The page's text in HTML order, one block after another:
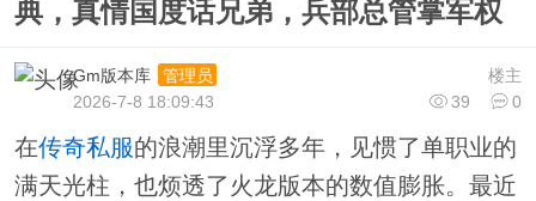
典，真情国度话兄弟，兵部总管掌军权
楼主
Gm版本库
管理员
39
0
2026-7-8 18:09:43
在传奇私服的浪潮里沉浮多年，见惯了单职业的
满天光柱，也烦透了火龙版本的数值膨胀。最近